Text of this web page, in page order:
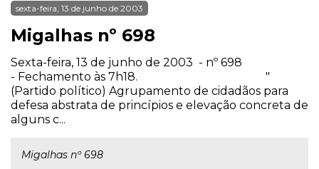
sexta-feira, 13 de junho de 2003
Migalhas nº 698
Sexta-feira, 13 de junho de 2003 - nº 698
- Fechamento às 7h18. "
(Partido político) Agrupamento de cidadãos para
defesa abstrata de princípios e elevação concreta de
alguns c...
Migalhas nº 698